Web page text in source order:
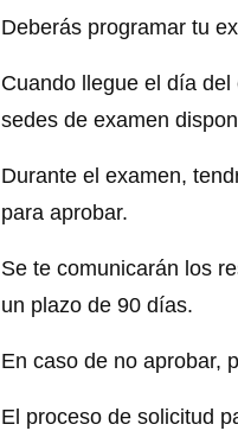
Deberás programar tu
Cuando llegue el día
sedes de examen
Durante el examen,
para aprobar.
Se te comunicarán los
un plazo de 90 días.
En caso de no aprobar,
El proceso de solicitud